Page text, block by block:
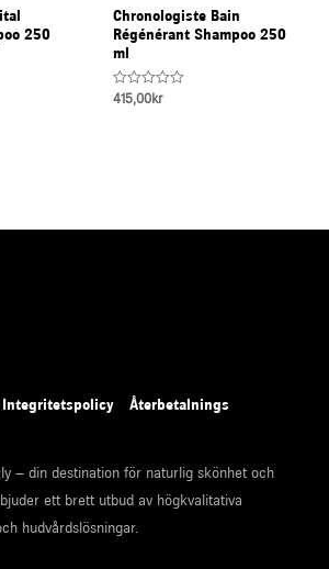
250
Chronologiste Bain
Régénérant Shampoo 250
ml
Rated
415,00kr
Integritetspolicy Återbetalnings
– din destination för naturlig skönhet och
ett brett utbud av högkvalitativa
hudvårdslösningar.